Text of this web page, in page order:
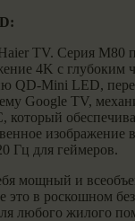
TV. Серия M80
4K с глубоким
QD-Mini LED,
Google TV,
который
изображение
Гц для геймеров.
мощный и
это в роскошном
любого жилого